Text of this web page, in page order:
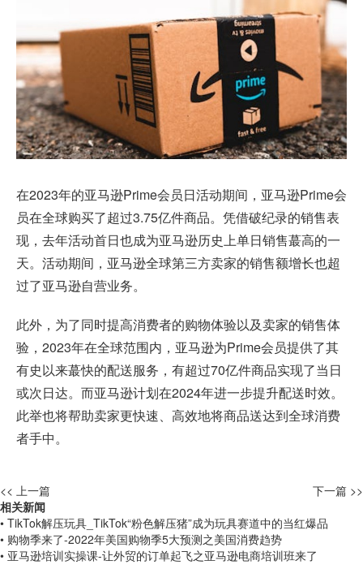
在2023年的亚马逊Prime会员日活动期间，亚马逊Prime会
员在全球购买了超过3.75亿件商品。凭借破纪录的销售表
现，去年活动首日也成为亚马逊历史上单日销售蕞高的一
天。活动期间，亚马逊全球第三方卖家的销售额增长也超
过了亚马逊自营业务。
此外，为了同时提高消费者的购物体验以及卖家的销售体
验，2023年在全球范围内，亚马逊为Prime会员提供了其
有史以来蕞快的配送服务，有超过70亿件商品实现了当日
或次日达。而亚马逊计划在2024年进一步提升配送时效。
此举也将帮助卖家更快速、高效地将商品送达到全球消费
者手中。
<< 上一篇
下一篇 >>
相关新闻
• TikTok解压玩具_TikTok“粉色解压猪”成为玩具赛道中的当红爆品
• 购物季来了-2022年美国购物季5大预测之美国消费趋势
• 亚马逊培训实操课-让外贸的订单起飞之亚马逊电商培训班来了